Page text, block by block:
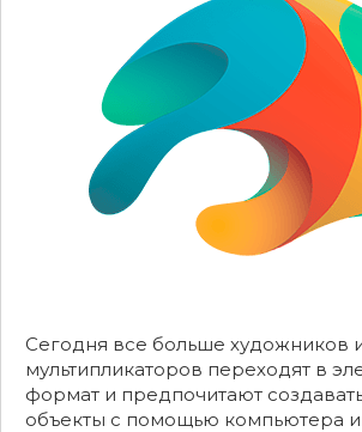
Сегодня все больше художников
мультипликаторов переходят в
формат и предпочитают
объекты с помощью компьютера и